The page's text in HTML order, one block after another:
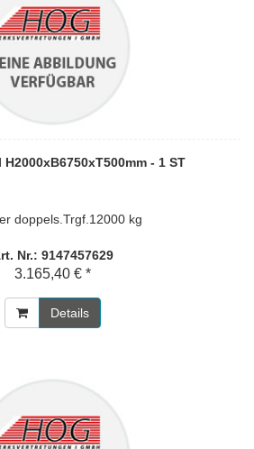
- 1 ST
doppels.Trgf.12000 kg
Nr.: 9147457629
3.165,40 € *
Details